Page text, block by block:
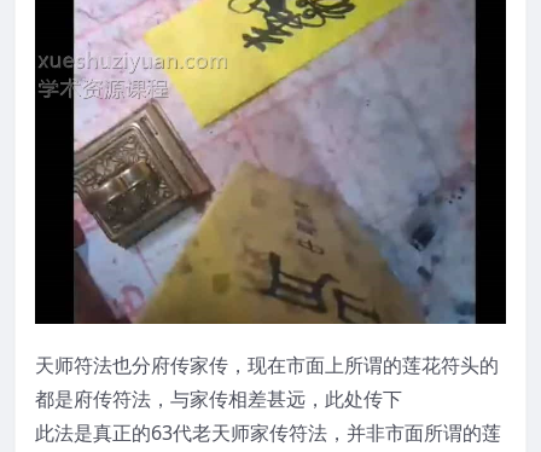
天师符法也分府传家传，现在市面上所谓的莲花符头的
都是府传符法，与家传相差甚远，此处传下
此法是真正的63代老天师家传符法，并非市面所谓的莲